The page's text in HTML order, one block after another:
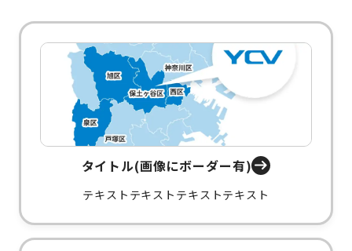
タイトル(画像にボーダー有)
テキストテキストテキストテキスト